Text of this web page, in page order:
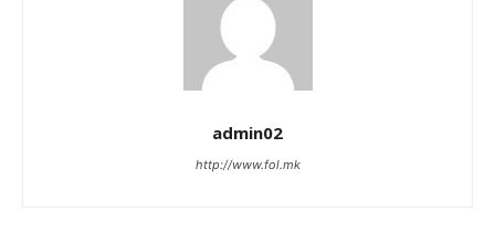
admin02
http://www.fol.mk